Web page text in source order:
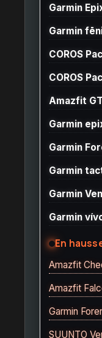
Garmin
Garmin
COROS
COROS
Amazfit
Garmin
Garmin
Garmin
Garmin
Garmin
En
Amazfit
Amazfit
Garmin
SUUNTO